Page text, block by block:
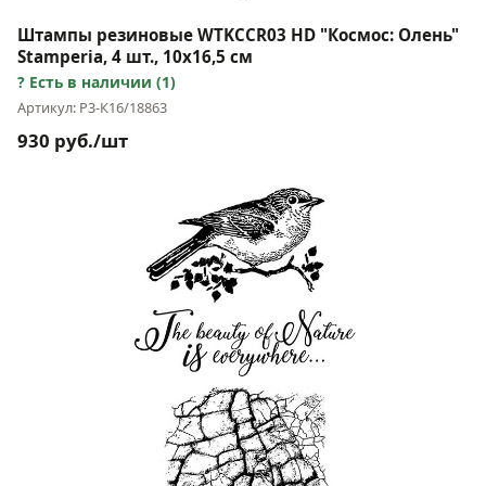
Штампы резиновые WTKCCR03 HD "Космос: Олень"
Stamperia, 4 шт., 10х16,5 см
Есть в наличии (1)
Артикул: Р3-К16/18863
930 руб./шт